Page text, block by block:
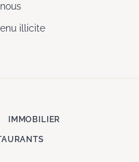
illicite
IMMOBILIER